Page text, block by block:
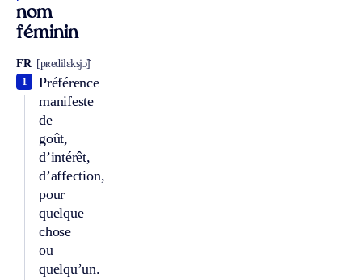
nom
féminin
FR [pʀedilɛksjɔ̃]
Préférence
manifeste
de
goût,
d’intérêt,
d’affection,
pour
quelque
chose
ou
quelqu’un.
1